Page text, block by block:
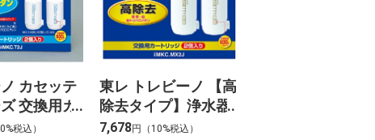
カセッテ
交換用カ
トリハロ
税込）
東レ トレビーノ 【高
除去タイプ】浄水器
カセッティシリーズ
7,678円（10%税込）